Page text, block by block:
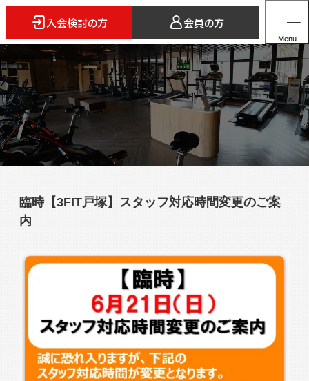
入会検討の方 会員の方
Menu
ホーム
店舗検索
3FITとは
よくあるご質問
法人会員のご案内
入会検討の方 会員の方
公式SNSアカウント
臨時【3FIT戸塚】スタッフ対応時間変更のご案
内